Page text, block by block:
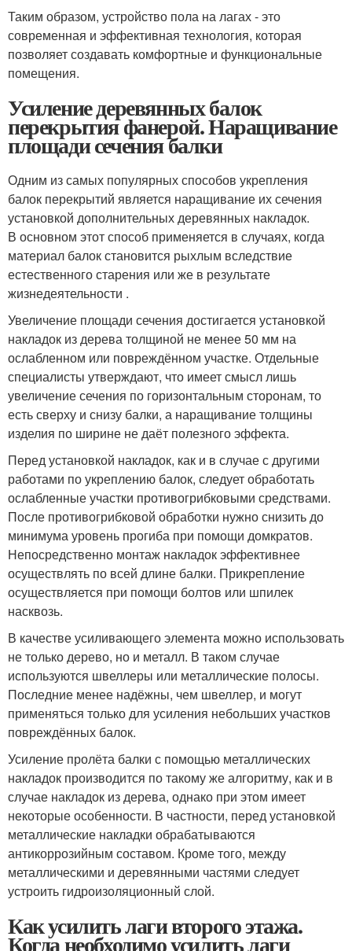
Таким образом, устройство пола на лагах - это
современная и эффективная технология, которая
позволяет создавать комфортные и функциональные
помещения.
Усиление деревянных балок
перекрытия фанерой. Наращивание
площади сечения балки
Одним из самых популярных способов укрепления
балок перекрытий является наращивание их сечения
установкой дополнительных деревянных накладок.
В основном этот способ применяется в случаях, когда
материал балок становится рыхлым вследствие
естественного старения или же в результате
жизнедеятельности .
Увеличение площади сечения достигается установкой
накладок из дерева толщиной не менее 50 мм на
ослабленном или повреждённом участке. Отдельные
специалисты утверждают, что имеет смысл лишь
увеличение сечения по горизонтальным сторонам, то
есть сверху и снизу балки, а наращивание толщины
изделия по ширине не даёт полезного эффекта.
Перед установкой накладок, как и в случае с другими
работами по укреплению балок, следует обработать
ослабленные участки противогрибковыми средствами.
После противогрибковой обработки нужно снизить до
минимума уровень прогиба при помощи домкратов.
Непосредственно монтаж накладок эффективнее
осуществлять по всей длине балки. Прикрепление
осуществляется при помощи болтов или шпилек
насквозь.
В качестве усиливающего элемента можно использовать
не только дерево, но и металл. В таком случае
используются швеллеры или металлические полосы.
Последние менее надёжны, чем швеллер, и могут
применяться только для усиления небольших участков
повреждённых балок.
Усиление пролёта балки с помощью металлических
накладок производится по такому же алгоритму, как и в
случае накладок из дерева, однако при этом имеет
некоторые особенности. В частности, перед установкой
металлические накладки обрабатываются
антикоррозийным составом. Кроме того, между
металлическими и деревянными частями следует
устроить гидроизоляционный слой.
Как усилить лаги второго этажа.